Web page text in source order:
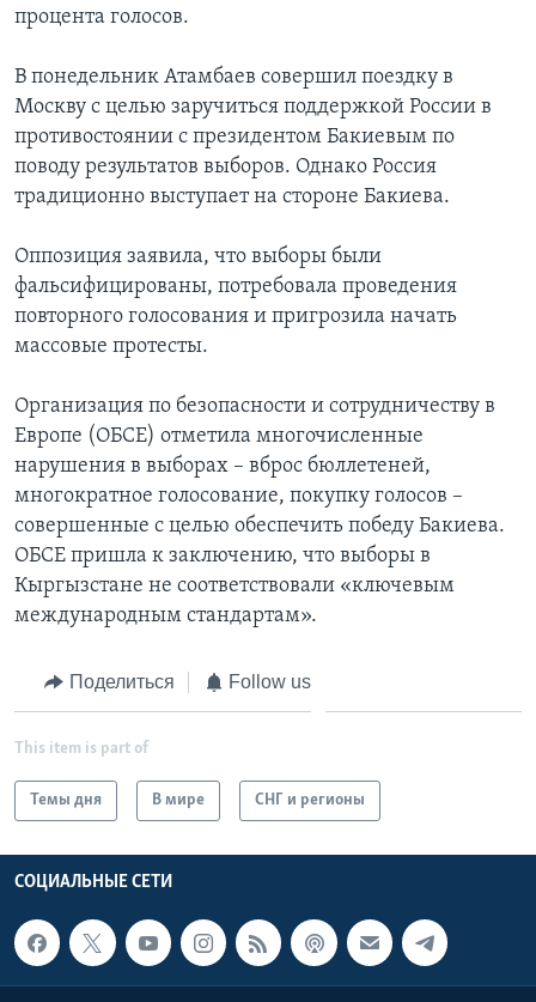
Языки
процента голосов.
В понедельник Атамбаев совершил поездку в
Москву с целью заручиться поддержкой России в
противостоянии с президентом Бакиевым по
поводу результатов выборов. Однако Россия
традиционно выступает на стороне Бакиева.
Оппозиция заявила, что выборы были
фальсифицированы, потребовала проведения
повторного голосования и пригрозила начать
массовые протесты.
Организация по безопасности и сотрудничеству в
Европе (ОБСЕ) отметила многочисленные
нарушения в выборах – вброс бюллетеней,
многократное голосование, покупку голосов –
совершенные с целью обеспечить победу Бакиева.
ОБСЕ пришла к заключению, что выборы в
Кыргызстане не соответствовали «ключевым
международным стандартам».
Поделиться Follow us
This item is part of
Темы дня В мире СНГ и регионы
СОЦИАЛЬНЫЕ СЕТИ